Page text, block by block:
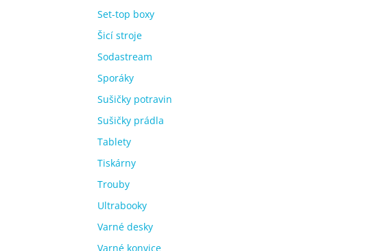
Set-top boxy
Šicí stroje
Sodastream
Sporáky
Sušičky potravin
Sušičky prádla
Tablety
Tiskárny
Trouby
Ultrabooky
Varné desky
Varné konvice